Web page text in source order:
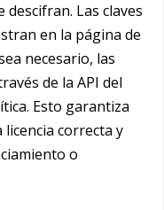
Las claves
en la página de
necesario, las
de la API del
Esto garantiza
licencia correcta y
o